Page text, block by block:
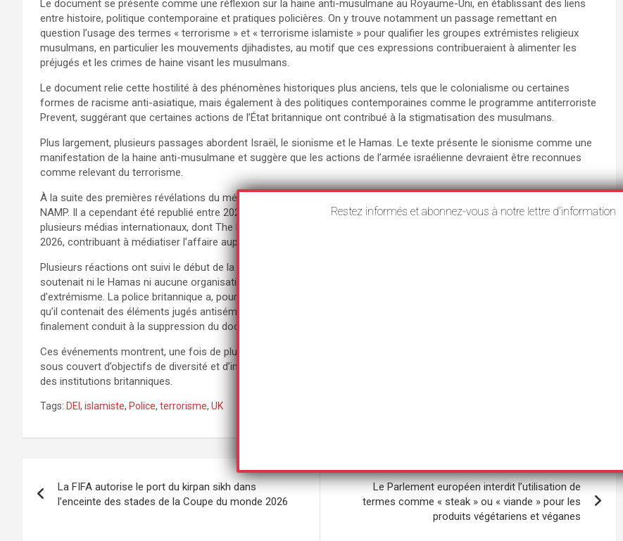
Le document se présente comme une réflexion sur la haine anti-musulmane au Royaume-Uni, en établissant des liens
entre histoire, politique contemporaine et pratiques policières. On y trouve notamment un passage remettant en
question l’usage des termes « terrorisme » et « terrorisme islamiste » pour qualifier les groupes extrémistes religieux
musulmans, en particulier les mouvements djihadistes, au motif que ces expressions contribueraient à alimenter les
préjugés et les crimes de haine visant les musulmans.
Le document relie cette hostilité à des phénomènes historiques plus anciens, tels que le colonialisme ou certaines
formes de racisme anti-asiatique, mais également à des politiques contemporaines comme le programme antiterroriste
Prevent, suggérant que certaines actions de l’État britannique ont contribué à la stigmatisation des musulmans.
Plus largement, plusieurs passages abordent Israël, le sionisme et le Hamas. Le texte présente le sionisme comme une
manifestation de la haine anti-musulmane et suggère que les actions de l’armée israélienne devraient être reconnues
comme relevant du terrorisme.
À la suite des premières révélations du média The Spectator en 2025, le document a d’abord été retiré du site de la
NAMP. Il a cependant été republié entre 2025 et 2026, avant d’être à nouveau dénoncé par The Spectator puis relayé par
plusieurs médias internationaux, dont The Daily Telegraph, Fox News et The Jerusalem Post au début du mois de juin
2026, contribuant à médiatiser l’affaire auprès du grand public.
Plusieurs réactions ont suivi le début de la polémique. La NAMP a notamment publié un communiqué affirmant qu’elle ne
soutenait ni le Hamas ni aucune organisation proscrite, et qu’elle condamnait toutes les formes de terrorisme et
d’extrémisme. La police britannique a, pour sa part, précisé que ce document ne reflétait pas la position de l’institution et
qu’il contenait des éléments jugés antisémites ainsi que des passages minimisant l’extrémisme. Ces critiques ont
finalement conduit à la suppression du document.
Ces événements montrent, une fois de plus, l’instrumentalisation d’organes liés à la police par des militants radicaux qui,
sous couvert d’objectifs de diversité et d’inclusion, cherchent à étendre leur influence sur les décisions et les politiques
des institutions britanniques.
Tags: DEI , islamiste, Police, terrorisme, UK
de
La FIFA autorise le port du kirpan sikh dans
l’enceinte des stades de la Coupe du monde 2026
Le Parlement européen interdit l’utilisation de
termes comme « steak » ou « viande » pour les
produits végétariens et véganes
Restez informés et abonnez-vous à notre lettre d’information